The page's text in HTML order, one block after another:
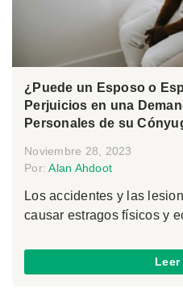
¿Puede un Esposo o
Perjuicios en una
Personales de su
Noviembre 28, 2023
Por:Alan Ahdoot
Los accidentes y las
causar estragos físicos y
Leer